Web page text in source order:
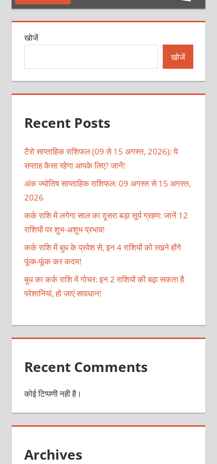
खोजें
खोजें
Recent Posts
टैरो साप्ताहिक राशिफल (09 से 15 अगस्त, 2026): ये
सप्ताह कैसा रहेगा आपके लिए? जानें!
अंक ज्योतिष साप्ताहिक राशिफल: 09 अगस्त से 15 अगस्त,
2026
कर्क राशि में लगेगा साल का दूसरा बड़ा सूर्य ग्रहण: जानें 12
राशियों पर शुभ-अशुभ प्रभाव!
कर्क राशि में बुध के प्रवेश से, इन 4 राशियों को रखने होंगे
फूंक-फूंक कर कदम!
बुध का कर्क राशि में गोचर: इन 2 राशियों की बढ़ा सकता है
परेशानियां, हो जाएं सावधान!
Recent Comments
कोई टिप्पणी नही है।
Archives